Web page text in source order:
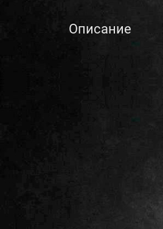
Описание